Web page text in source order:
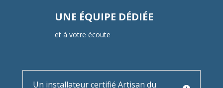
UNE ÉQUIPE DÉDIÉE
et à votre écoute
Un installateur certifié Artisan du